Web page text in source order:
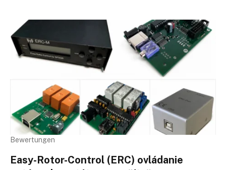
Bewertungen
Easy-Rotor-Control (ERC) ovládanie